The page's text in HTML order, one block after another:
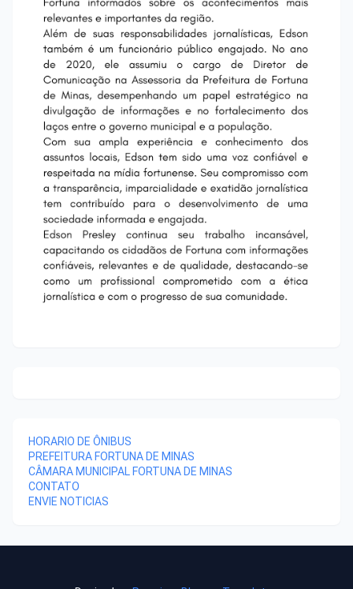
HORARIO DE ÔNIBUS
PREFEITURA FORTUNA DE MINAS
CÂMARA MUNICIPAL FORTUNA DE MINAS
CONTATO
ENVIE NOTICIAS